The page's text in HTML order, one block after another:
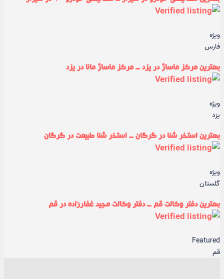
ویژه
فارس
بهترین مرکز ماساژ در یزد - مرکز ماساژ مانا در یزد
ویژه
یزد
بهترین استخر شنا در گرگان - استخر شنا طبیعت در گرگان
ویژه
گلستان
بهترین دفتر وکالت قم - دفتر وکالت مجید غفارزاده در قم
Featured
قم